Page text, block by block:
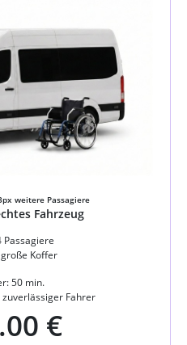
weitere Passagiere
Fahrzeug
Passagiere
Koffer
50 min.
Fahrer
€